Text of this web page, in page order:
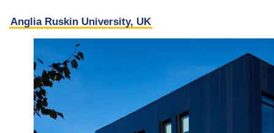
Anglia Ruskin University, UK